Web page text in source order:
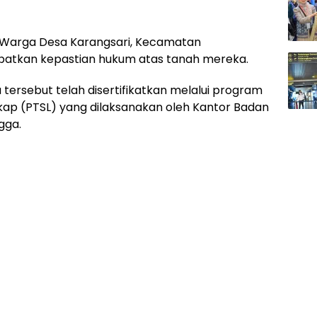
Desa Karangsari, Kecamatan
kepastian hukum atas tanah mereka.
tersebut telah disertifikatkan melalui program
(PTSL) yang dilaksanakan oleh Kantor Badan